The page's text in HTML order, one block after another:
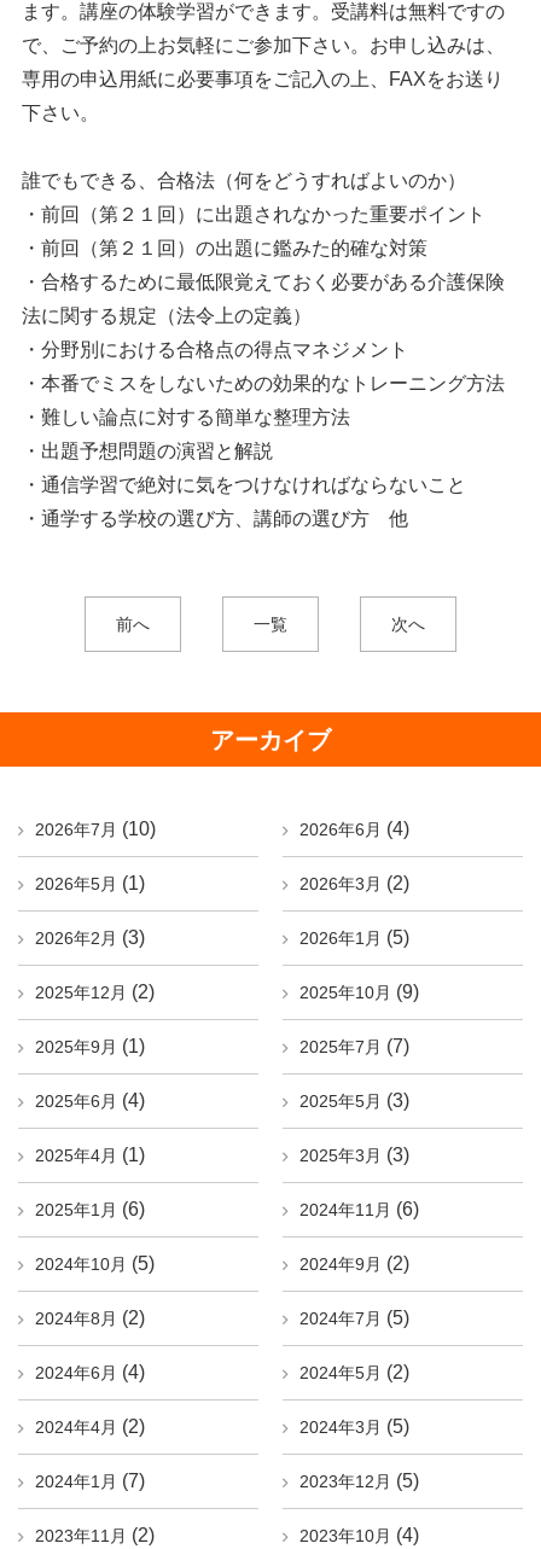
ます。講座の体験学習ができます。受講料は無料ですの
で、ご予約の上お気軽にご参加下さい。お申し込みは、
専用の申込用紙に必要事項をご記入の上、FAXをお送り
下さい。
誰でもできる、合格法（何をどうすればよいのか）
・前回（第２１回）に出題されなかった重要ポイント
・前回（第２１回）の出題に鑑みた的確な対策
・合格するために最低限覚えておく必要がある介護保険
法に関する規定（法令上の定義）
・分野別における合格点の得点マネジメント
・本番でミスをしないための効果的なトレーニング方法
・難しい論点に対する簡単な整理方法
・出題予想問題の演習と解説
・通信学習で絶対に気をつけなければならないこと
・通学する学校の選び方、講師の選び方 他
前へ 一覧 次へ
アーカイブ
2026年7月 (10) 2026年6月 (4)
2026年5月 (1) 2026年3月 (2)
2026年2月 (3) 2026年1月 (5)
2025年12月 (2) 2025年10月 (9)
2025年9月 (1) 2025年7月 (7)
2025年6月 (4) 2025年5月 (3)
2025年4月 (1) 2025年3月 (3)
2025年1月 (6) 2024年11月 (6)
2024年10月 (5) 2024年9月 (2)
2024年8月 (2) 2024年7月 (5)
2024年6月 (4) 2024年5月 (2)
2024年4月 (2) 2024年3月 (5)
2024年1月 (7) 2023年12月 (5)
2023年11月 (2) 2023年10月 (4)